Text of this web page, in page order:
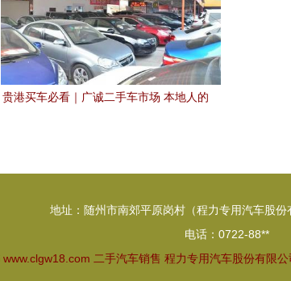
贵港买车必看｜广诚二手车市场 本地人的
地址：随州市南郊平原岗村（程力专用汽车股份
电话：0722-88**
www.clgw18.com 二手汽车销售 程力专用汽车股份有限